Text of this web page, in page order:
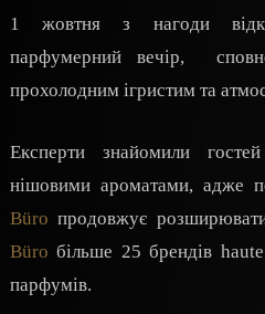
1 жовтня з нагоди
парфумерний вечір,
прохолодним ігристим та
Експерти знайомили
нішовими ароматами, адже
Büro продовжує
Büro більше 25 брендів
парфумів.